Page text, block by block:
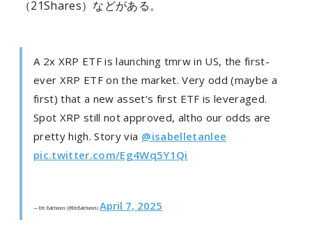
（21Shares）などがある。
A 2x XRP ETF is launching tmrw in US, the first-
ever XRP ETF on the market. Very odd (maybe a
first) that a new asset’s first ETF is leveraged.
Spot XRP still not approved, altho our odds are
pretty high. Story via ⁦⁦ @isabelletanlee
pic.twitter.com/Eg4Wq5Y1Qi
— Eric Balchunas (@EricBalchunas) April 7, 2025